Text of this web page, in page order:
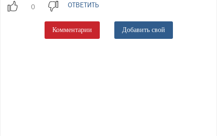
ОТВЕТИТЬ
Комментарии Добавить свой